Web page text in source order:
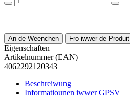
An de Weenchen Fro iwwer de Produit
Eigenschaften
Artikelnummer (EAN)
4062292120343
Beschreiwung
Informatiounen iwwer GPSV